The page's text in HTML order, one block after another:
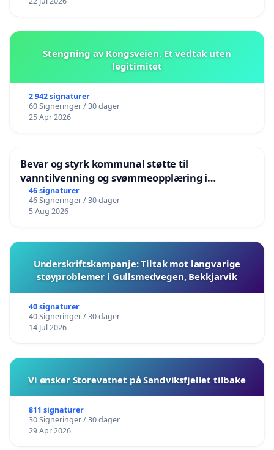
Stengning av Kongsveien. Et vedtak uten
legitimitet
2 942 signaturer
60 Signeringer / 30 dager
25 Apr 2026
Bevar og styrk kommunal støtte til
vanntilvenning og svømmeopplæring i
barnehagene i Haugesund
46 signaturer
46 Signeringer / 30 dager
5 Aug 2026
Underskriftskampanje: Tiltak mot langvarige
støyproblemer i Gullsmedvegen, Bekkjarvik
40 signaturer
40 Signeringer / 30 dager
14 Jul 2026
Vi ønsker Storevatnet på Sandviksfjellet tilbake
811 signaturer
30 Signeringer / 30 dager
29 Apr 2026